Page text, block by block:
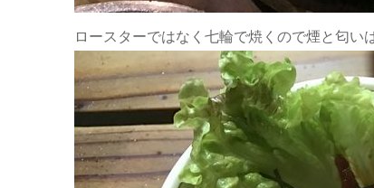
ロースターではなく七輪で焼くので煙と匂い